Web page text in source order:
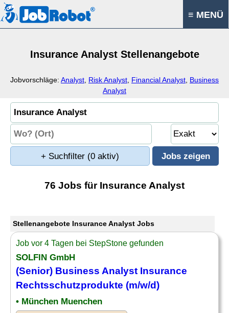
≡ MENÜ
Insurance Analyst Stellenangebote
Jobvorschläge: Analyst Risk Analyst Financial Analyst Business
Analyst
+ Suchfilter (0 aktiv)
76 Jobs für Insurance Analyst
Stellenangebote Insurance Analyst Jobs
Job vor 4 Tagen bei StepStone gefunden
SOLFIN GmbH
(Senior) Business Analyst Insurance
Rechtsschutzprodukte (m/w/d)
• München Muenchen